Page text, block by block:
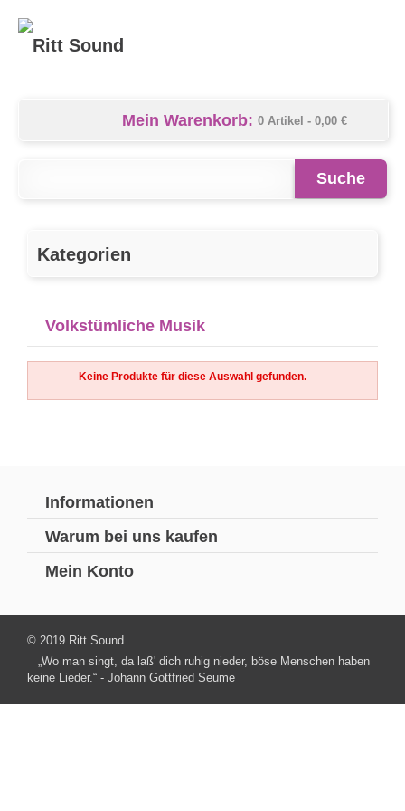
Mein Warenkorb: 0 Artikel - 0,00 €
Suche
Kategorien
Volkstümliche Musik
Keine Produkte für diese Auswahl gefunden.
Informationen
Warum bei uns kaufen
Mein Konto
© 2019 Ritt Sound.
„Wo man singt, da laß' dich ruhig nieder, böse Menschen haben
keine Lieder.“ - Johann Gottfried Seume